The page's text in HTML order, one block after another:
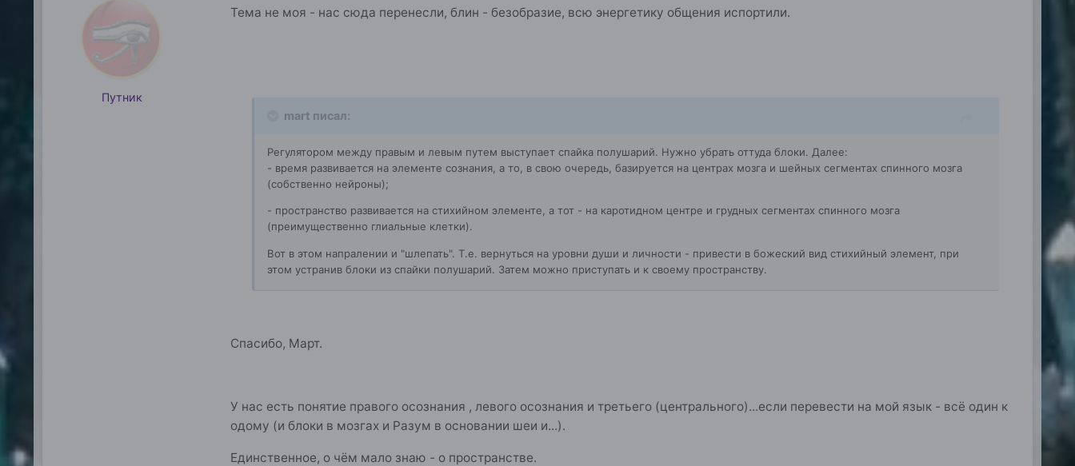
Путник
Тема не моя - нас сюда перенесли, блин - безобразие, всю энергетику общения испортили.
mart писал:
Регулятором между правым и левым путем выступает спайка полушарий. Нужно убрать оттуда блоки. Далее:
- время развивается на элементе сознания, а то, в свою очередь, базируется на центрах мозга и шейных сегментах спинного мозга
(собственно нейроны);
- пространство развивается на стихийном элементе, а тот - на каротидном центре и грудных сегментах спинного мозга
(преимущественно глиальные клетки).
Вот в этом напралении и "шлепать". Т.е. вернуться на уровни души и личности - привести в божеский вид стихийный элемент, при
этом устранив блоки из спайки полушарий. Затем можно приступать и к своему пространству.
Спасибо, Март.
У нас есть понятие правого осознания , левого осознания и третьего (центрального)...если перевести на мой язык - всё один к
одому (и блоки в мозгах и Разум в основании шеи и...).
Единственное, о чём мало знаю - о пространстве.